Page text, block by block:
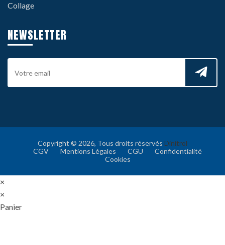
Collage
NEWSLETTER
Copyright © 2026, Tous droits réservés Dinitrol
CGV
Mentions Légales CGU
Confidentialité
Cookies
×
×
Panier